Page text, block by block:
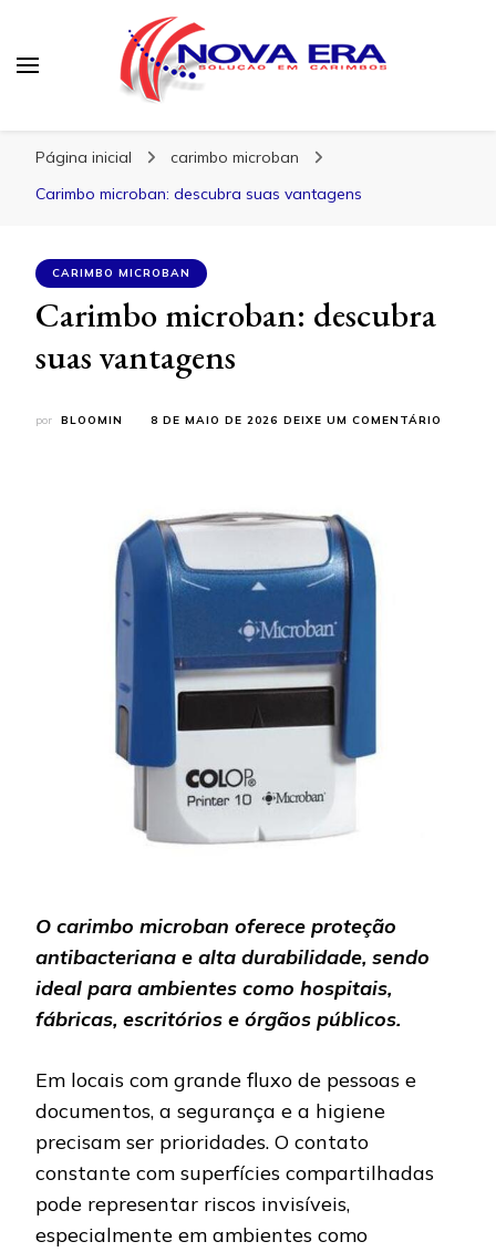
Página inicial
carimbo microban
Carimbo microban: descubra suas vantagens
CARIMBO MICROBAN
Carimbo microban: descubra
suas vantagens
por BLOOMIN 8 DE MAIO DE 2026 DEIXE UM COMENTÁRIO
O carimbo microban oferece proteção
antibacteriana e alta durabilidade, sendo
ideal para ambientes como hospitais,
fábricas, escritórios e órgãos públicos.
Em locais com grande fluxo de pessoas e
documentos, a segurança e a higiene
precisam ser prioridades. O contato
constante com superfícies compartilhadas
pode representar riscos invisíveis,
especialmente em ambientes como